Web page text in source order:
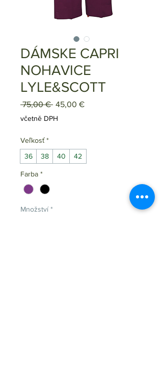
DÁMSKE CAPRI
NOHAVICE
LYLE&SCOTT
75,00 € Běžná
cena
45,00 €Zvýhodněná
včetně DPH
Veľkosť *
36
38 40 42
Farba *
Množství *